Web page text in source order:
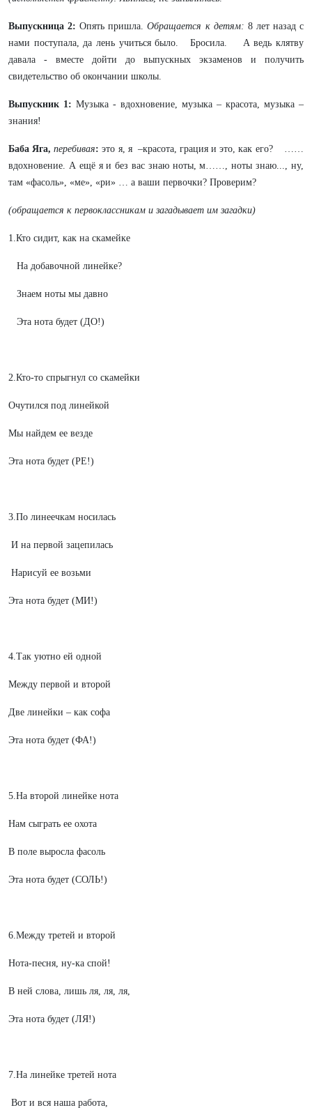
Выпускница 2: Опять пришла.Обращается к детям: 8 лет назад с
нами поступала, да лень учиться было. Бросила. А ведь клятву
давала - вместе дойти до выпускных экзаменов и получить
свидетельство об окончании школы.
Выпускник 1: Музыка - вдохновение, музыка – красота, музыка –
знания!
Баба Яга,перебивая: это я, я –красота, грация и это, как его? ……
вдохновение. А ещё я и без вас знаю ноты, м……, ноты знаю..., ну,
там «фасоль», «ме», «ри» … а ваши первочки? Проверим?
(обращается к первоклассникам и загадывает им загадки)
1.Кто сидит, как на скамейке
На добавочной линейке?
Знаем ноты мы давно
Эта нота будет (ДО!)
2.Кто-то спрыгнул со скамейки
Очутился под линейкой
Мы найдем ее везде
Эта нота будет (РЕ!)
3.По линеечкам носилась
И на первой зацепилась
Нарисуй ее возьми
Эта нота будет (МИ!)
4.Так уютно ей одной
Между первой и второй
Две линейки – как софа
Эта нота будет (ФА!)
5.На второй линейке нота
Нам сыграть ее охота
В поле выросла фасоль
Эта нота будет (СОЛЬ!)
6.Между третей и второй
Нота-песня, ну-ка спой!
В ней слова, лишь ля, ля, ля,
Эта нота будет (ЛЯ!)
7.На линейке третей нота
Вот и вся наша работа,